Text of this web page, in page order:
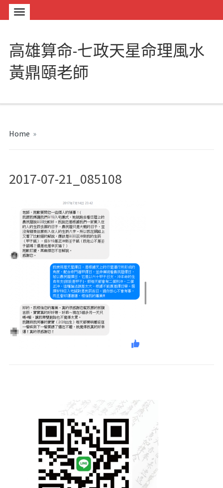
高雄算命-七政天星命理風水
黃鼎頤老師
Home »
2017-07-21_085108